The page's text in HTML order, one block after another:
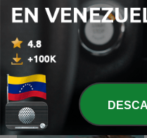
Lara on Eyre: MAFS